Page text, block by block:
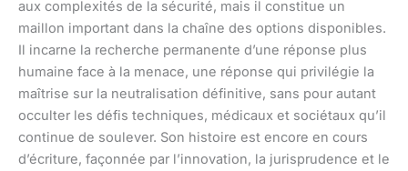
aux complexités de la sécurité, mais il constitue un
maillon important dans la chaîne des options disponibles.
Il incarne la recherche permanente d’une réponse plus
humaine face à la menace, une réponse qui privilégie la
maîtrise sur la neutralisation définitive, sans pour autant
occulter les défis techniques, médicaux et sociétaux qu’il
continue de soulever. Son histoire est encore en cours
d’écriture, façonnée par l’innovation, la jurisprudence et le